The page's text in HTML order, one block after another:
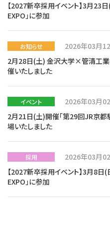
【2027新卒採用イベント】3月23
EXPO」に参加
お知らせ
2026年03月
2月28日(土) 金沢大学×管清工業
催いたしました
イベント
2026年03月
2月21日(土)開催「第29回JR京都
場いたしました
採用
2026年03月
【2027新卒採用イベント】3月8
EXPO」に参加